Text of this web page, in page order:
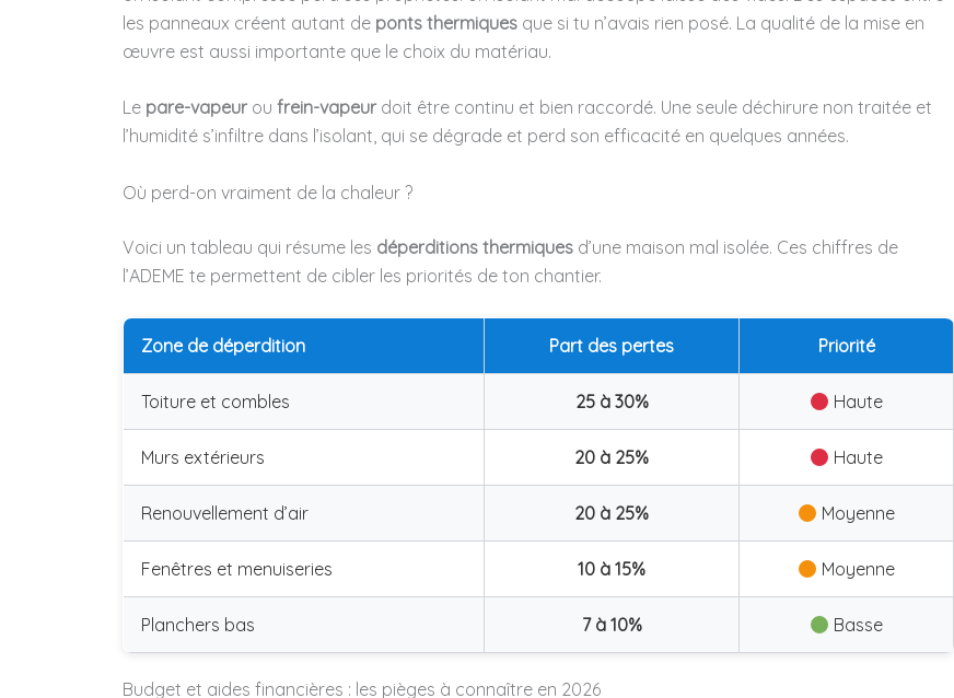
les panneaux créent autant de ponts thermiques que si tu n’avais rien posé. La qualité de la mise en
œuvre est aussi importante que le choix du matériau.
Le pare-vapeurou frein-vapeurdoit être continu et bien raccordé. Une seule déchirure non traitée et
l’humidité s’infiltre dans l’isolant, qui se dégrade et perd son efficacité en quelques années.
Où perd-on vraiment de la chaleur ?
Voici un tableau qui résume les déperditions thermiques d’une maison mal isolée. Ces chiffres de
l’ADEME te permettent de cibler les priorités de ton chantier.
Zone de déperdition Part des pertes Priorité
Toiture et combles 25 à 30% Haute
Murs extérieurs 20 à 25% Haute
Renouvellement d’air 20 à 25% Moyenne
Fenêtres et menuiseries 10 à 15% Moyenne
Planchers bas 7 à 10% Basse
Budget et aides financières : les pièges à connaître en 2026